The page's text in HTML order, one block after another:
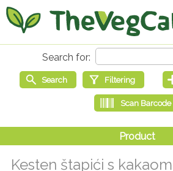
Kesten štapići s